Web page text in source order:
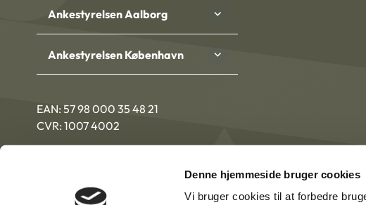
Denne hjemmeside bruger cookies
Vi bruger cookies til at forbedre
Ankestyrelsen Aalborg
Ankestyrelsen København
EAN: 57 98 000 35 48 21
CVR: 1007 4002